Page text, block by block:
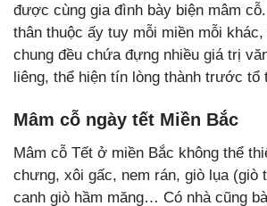
được cùng gia đình bày biện mâm
thân thuộc ấy tuy mỗi miền mỗi
chung đều chứa đựng nhiều giá trị
liêng, thể hiện tín lòng thành trước tổ
Mâm cỗ ngày tết Miền Bắc
Mâm cỗ Tết ở miền Bắc không thể
chưng, xôi gấc, nem rán, giò lụa (giò
canh giò hầm măng… Có nhà cũng